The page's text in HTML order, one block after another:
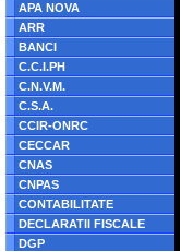
APA NOVA
ARR
BANCI
C.C.I.PH
C.N.V.M.
C.S.A.
CCIR-ONRC
CECCAR
CNAS
CNPAS
CONTABILITATE
DECLARATII FISCALE
DGP